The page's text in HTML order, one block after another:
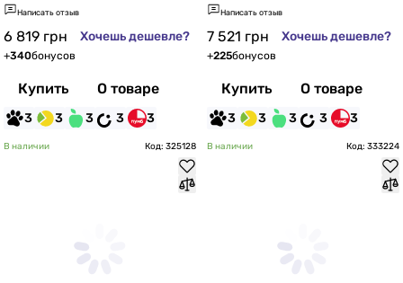
(000021261)
Написать отзыв
6 819 грн Хочешь дешевле?
+340бонусов
Купить О товаре
3 3 3 3 3
Написать отзыв
7 521 грн Хочешь дешевле?
+225бонусов
Купить О товаре
3 3 3 3 3
В наличии Код: 325128 В наличии Код: 333224